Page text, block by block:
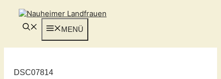
Inhalt
springen
MENÜ
DSC07814